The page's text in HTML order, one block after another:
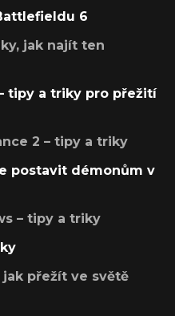
6
jak najít ten
tipy a triky pro přežití
2 – tipy a triky
postavit démonům v
– tipy a triky
jak přežít ve světě